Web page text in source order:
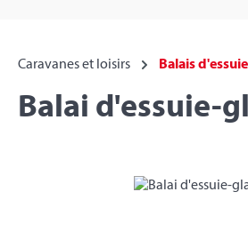
Caravanes et loisirs Balais
Balai d'essuie-